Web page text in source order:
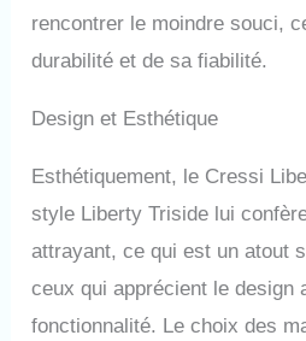
rencontrer le moindre souci,
durabilité et de sa fiabilité.
Design et Esthétique
Esthétiquement, le Cressi
style Liberty Triside lui
attrayant, ce qui est un atout
ceux qui apprécient le design
fonctionnalité. Le choix des